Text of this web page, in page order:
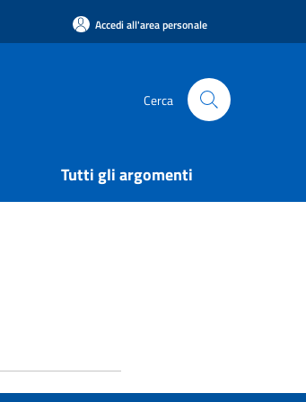
Accedi all'area personale
Cerca
Tutti gli argomenti